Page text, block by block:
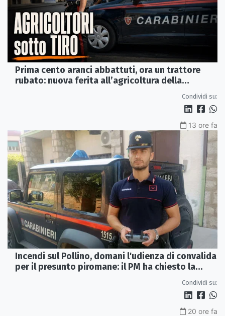
Prima cento aranci abbattuti, ora un trattore
rubato: nuova ferita all’agricoltura della
Condividi su:
13 ore fa
Incendi sul Pollino, domani l'udienza di convalida
per il presunto piromane: il PM ha chiesto la
Condividi su:
20 ore fa